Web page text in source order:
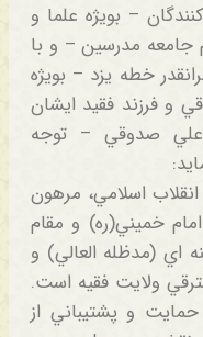
– بويژه علما و
جامعه مدرسين – و با
خطه يزد – بويژه
و فرزند فقيد ايشان
صدوقي – توجه
اسلامي، مرهون
خميني(ره) و مقام
اي (مدظله العالي) و
ولايت فقيه است.
و پشتيباني از